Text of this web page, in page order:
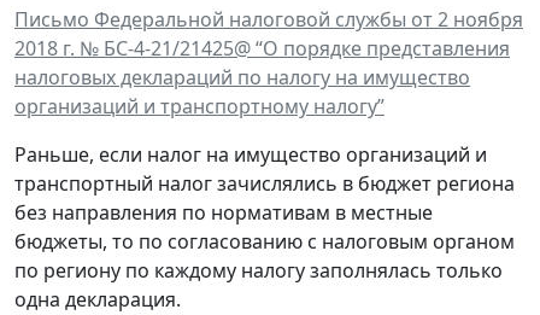
Письмо Федеральной налоговой службы от 2 ноября
2018 г. № БС-4-21/21425@ “О порядке представления
налоговых деклараций по налогу на имущество
организаций и транспортному налогу”
Раньше, если налог на имущество организаций и
транспортный налог зачислялись в бюджет региона
без направления по нормативам в местные
бюджеты, то по согласованию с налоговым органом
по региону по каждому налогу заполнялась только
одна декларация.